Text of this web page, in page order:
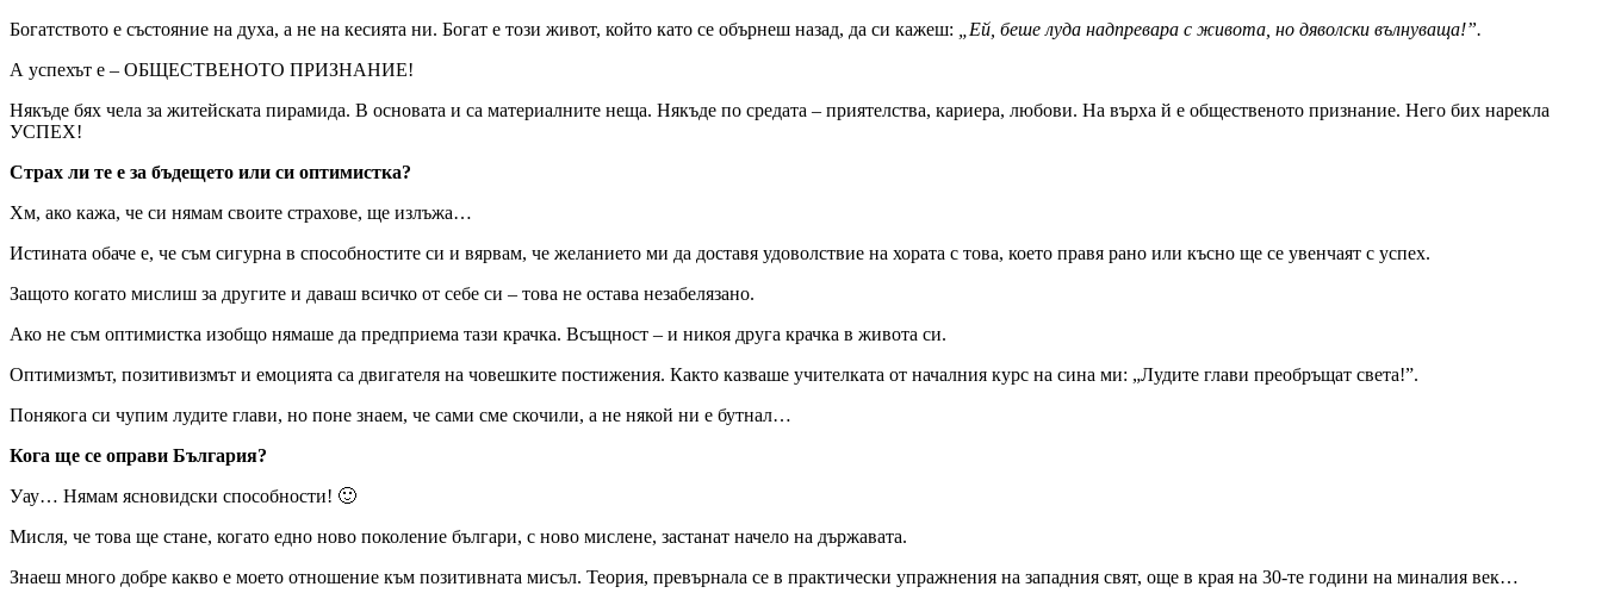
Богатството е състояние на духа, а не на кесията ни. Богат е този живот, който като се обърнеш назад, да си кажеш:
„Ей, беше луда надпревара с живота, но дяволски вълнуваща!”.
А успехът е – ОБЩЕСТВЕНОТО ПРИЗНАНИЕ!
Някъде бях чела за житейската пирамида. В основата и са материалните неща. Някъде по средата – приятелства, кариера, любови. На върха й е общественото признание. Него бих нарекла
УСПЕХ!
Страх ли те е за бъдещето или си оптимистка?
Хм, ако кажа, че си нямам своите страхове, ще излъжа…
Истината обаче е, че съм сигурна в способностите си и вярвам, че желанието ми да доставя удоволствие на хората с това, което правя рано или късно ще се увенчаят с успех.
Защото когато мислиш за другите и даваш всичко от себе си – това не остава незабелязано.
Ако не съм оптимистка изобщо нямаше да предприема тази крачка. Всъщност – и никоя друга крачка в живота си.
Оптимизмът, позитивизмът и емоцията са двигателя на човешките постижения. Както казваше учителката от началния курс на сина ми: „Лудите глави преобръщат света!”.
Понякога си чупим лудите глави, но поне знаем, че сами сме скочили, а не някой ни е бутнал…
Кога ще се оправи България?
Уау… Нямам ясновидски способности! 🙂
Мисля, че това ще стане, когато едно ново поколение българи, с ново мислене, застанат начело на държавата.
Знаеш много добре какво е моето отношение към позитивната мисъл. Теория, превърнала се в практически упражнения на западния свят, още в края на 30-те години на миналия век…